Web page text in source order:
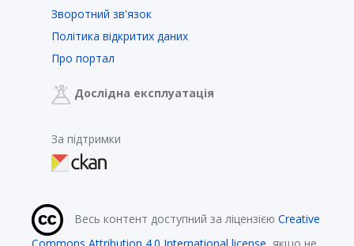
Зворотний зв'язок
Політика відкритих даних
Про портал
Дослідна експлуатація
За підтримки
Весь контент доступний за ліцензією Creative